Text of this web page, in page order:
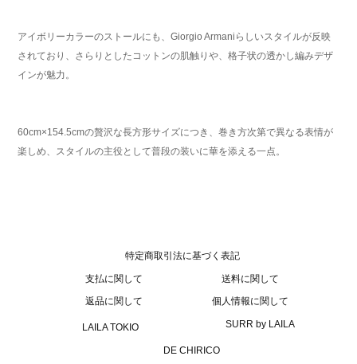
アイボリーカラーのストールにも、Giorgio Armaniらしいスタイルが反映
されており、さらりとしたコットンの肌触りや、格子状の透かし編みデザ
インが魅力。
60cm×154.5cmの贅沢な長方形サイズにつき、巻き方次第で異なる表情が
楽しめ、スタイルの主役として普段の装いに華を添える一点。
特定商取引法に基づく表記
支払に関して 送料に関して
返品に関して 個人情報に関して
LAILA TOKIO SURR by LAILA
DE CHIRICO